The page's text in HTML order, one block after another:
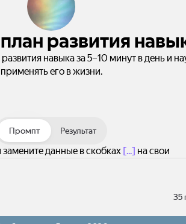
развития
навыка за 5–10 минут в день и
применять его в жизни.
Промпт Результат
замените данные в скобках [...] на свои
35